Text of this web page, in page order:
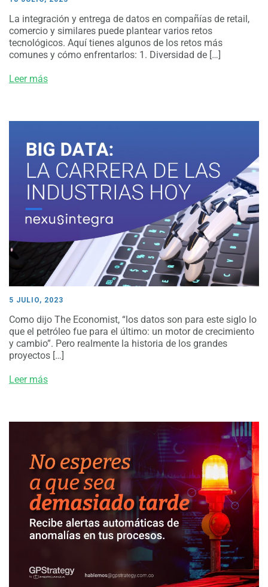
La integración y entrega de datos en compañías de retail,
comercio y similares puede plantear varios retos
tecnológicos. Aquí tienes algunos de los retos más
comunes y cómo enfrentarlos: 1. Diversidad de […]
Leer más
5 JULIO, 2023
Como dijo The Economist, “los datos son para este siglo lo
que el petróleo fue para el último: un motor de crecimiento
y cambio”. Pero realmente la historia de los grandes
proyectos […]
Leer más